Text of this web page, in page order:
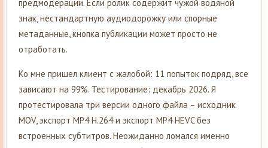
предмодерации. Если ролик содержит чужой водяной
знак, нестандартную аудиодорожку или спорные
метаданные, кнопка публикации может просто не
отработать.
Ко мне пришел клиент с жалобой: 11 попыток подряд, все
зависают на 99%. Тестирование: декабрь 2026. Я
протестировала три версии одного файла – исходник
MOV, экспорт MP4 H.264 и экспорт MP4 HEVC без
встроенных субтитров. Неожиданно ломался именно